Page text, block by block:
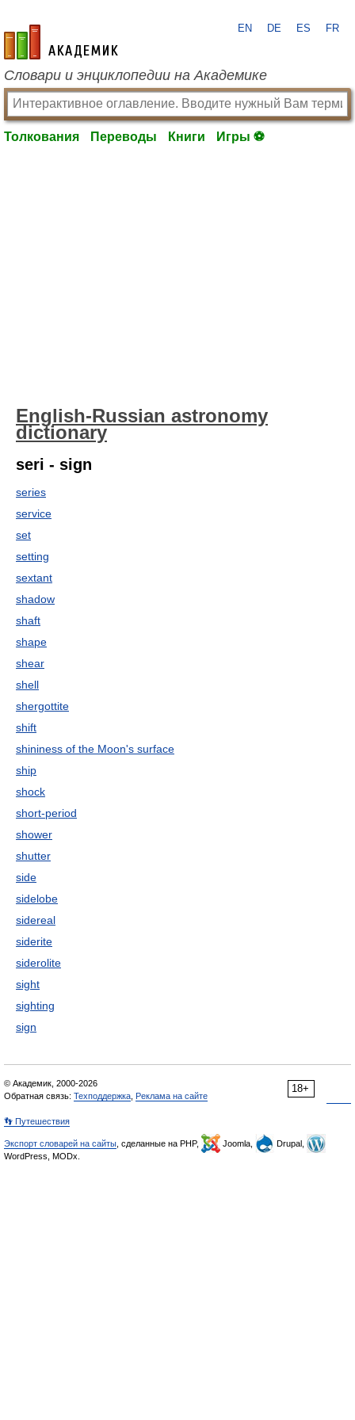
academic.ru
EN DE ES FR
Словари и энциклопедии на Академике
Толкования Переводы Книги Игры ⚽
English-Russian astronomy
dictionary
seri - sign
series
service
set
setting
sextant
shadow
shaft
shape
shear
shell
shergottite
shift
shininess of the Moon's surface
ship
shock
short-period
shower
shutter
side
sidelobe
sidereal
siderite
siderolite
sight
sighting
sign
18+
© Академик, 2000-2026
Обратная связь: Техподдержка Реклама на сайте
👣 Путешествия
Экспорт словарей на сайты , сделанные на PHP, Joomla,
Drupal,
WordPress, MODx.